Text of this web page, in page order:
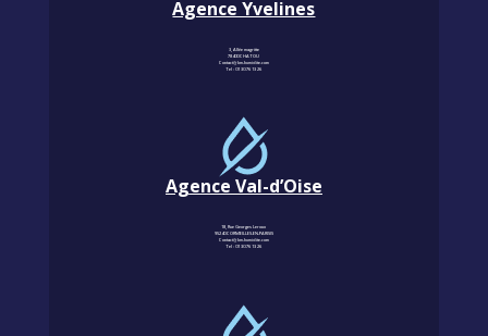
Agence Yvelines
3, Allée magritte
78400 CHATOU
Contact@km-humidite.com
Tel :01 30 76 13 26
Agence Val-d’Oise
18, Rue Georges Leroux
95240 CORMEILLES-EN-PARISIS
Contact@km-humidite.com
Tel :01 30 76 13 26